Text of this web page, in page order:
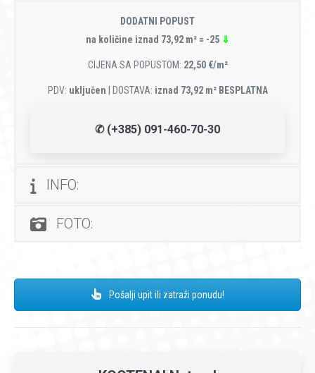
DODATNI POPUST
na količine iznad 73,92 m² = -25 ⇓
CIJENA SA POPUSTOM: 22,50 €/m²
PDV: uključen | DOSTAVA: iznad 73,92 m² BESPLATNA
✆ (+385) 091-460-70-30
INFO:
FOTO:
Pošalji upit ili zatraži ponudu!